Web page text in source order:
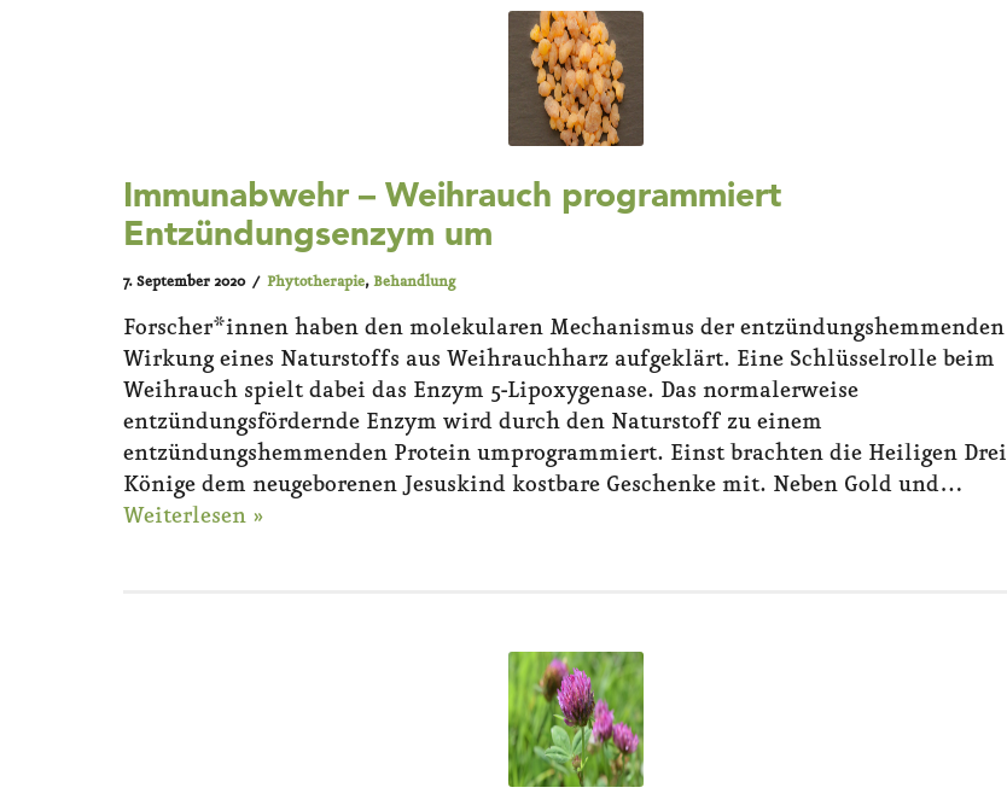
Immunabwehr – Weihrauch programmiert
Entzündungsenzym um
7. September 2020 Phytotherapie, Behandlung
Forscher*innen haben den molekularen Mechanismus der entzündungshemmenden
Wirkung eines Naturstoffs aus Weihrauchharz aufgeklärt. Eine Schlüsselrolle beim
Weihrauch spielt dabei das Enzym 5-Lipoxygenase. Das normalerweise
entzündungsfördernde Enzym wird durch den Naturstoff zu einem
entzündungshemmenden Protein umprogrammiert. Einst brachten die Heiligen Drei
Könige dem neugeborenen Jesuskind kostbare Geschenke mit. Neben Gold und…
Weiterlesen »